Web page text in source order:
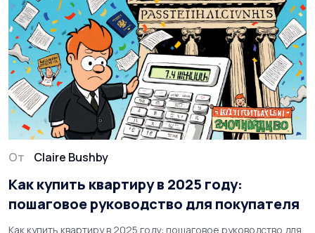
От Claire Bushby
Как купить квартиру в 2025 году:
пошаговое руководство для покупателя
Как купить квартиру в 2025 году: пошаговое руководство для